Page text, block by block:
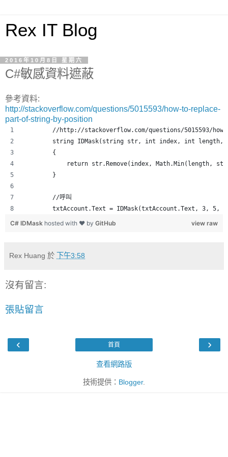
Rex IT Blog
2016年10月8日 星期六
C#敏感資料遮蔽
參考資料:
http://stackoverflow.com/questions/5015593/how-to-replace-
part-of-string-by-position
//http://stackoverflow.com/questions/5015593/
string IDMask(string str, int index, int length,
        {
return str.Remove(index, Math.Min(length,
        }
        //呼叫
txtAccount.Text = IDMask(txtAccount.Text, 3, 5,
view raw
C# IDMask hosted with ❤ by GitHub
Rex Huang 於 下午3:58
沒有留言:
張貼留言
‹ ›
首頁
查看網路版
技術提供： Blogger.